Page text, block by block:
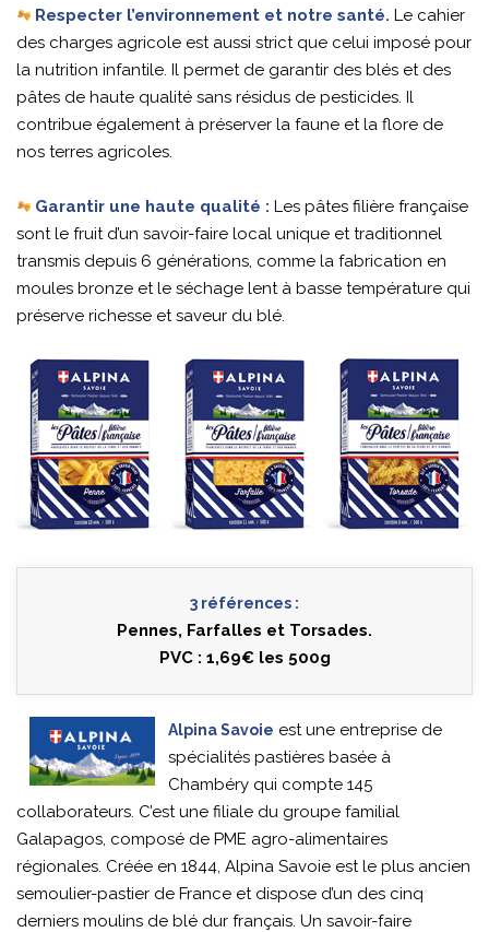
Respecter l’environnement et notre santé. Le cahier
des charges agricole est aussi strict que celui imposé pour
la nutrition infantile. Il permet de garantir des blés et des
pâtes de haute qualité sans résidus de pesticides. Il
contribue également à préserver la faune et la flore de
nos terres agricoles.
Garantir une haute qualité : Les pâtes filière française
sont le fruit d’un savoir-faire local unique et traditionnel
transmis depuis 6 générations, comme la fabrication en
moules bronze et le séchage lent à basse température qui
préserve richesse et saveur du blé.
3 références :
Pennes, Farfalles et Torsades.
PVC : 1,69€ les 500g
Alpina Savoie est une entreprise de
spécialités pastières basée à
Chambéry qui compte 145
collaborateurs. C’est une filiale du groupe familial
Galapagos, composé de PME agro-alimentaires
régionales. Créée en 1844, Alpina Savoie est le plus ancien
semoulier-pastier de France et dispose d’un des cinq
derniers moulins de blé dur français. Un savoir-faire